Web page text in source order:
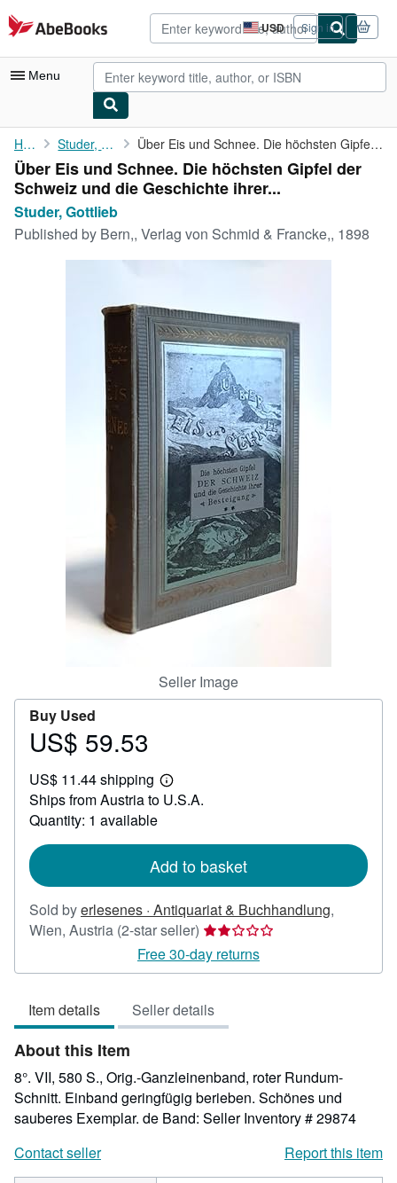
Skip to main content
AbeBooks.com USD
Site
shopping
preferences
Sign in
Menu
My Account
My Purchases
Advanced Search
Browse Collections
CLOSE
Home Studer, Gottlieb Über Eis und Schnee. Die höchsten Gipfel der Schweiz und die ...
Über Eis und Schnee. Die höchsten Gipfel der
Schweiz und die Geschichte ihrer...
Studer, Gottlieb
Published by Bern,, Verlag von Schmid & Francke,, 1898
Seller Image
Buy Used
Price
59.53
US$ 59.53
US$ 11.44 shipping
Learn
more
Ships from Austria to U.S.A.
Quantity: 1 available
Add to basket
Sold byerlesenes · Antiquariat & Buchhandlung,
Wien, Austria (2-star seller) Seller
rating
2
of
5
Free 30-day returns
Item details Seller details
About this Item
8°. VII, 580 S., Orig.-Ganzleinenband, roter Rundum-
Schnitt. Einband geringfügig berieben. Schönes und
sauberes Exemplar. de Band: Seller Inventory # 29874
Contact seller
Report this item